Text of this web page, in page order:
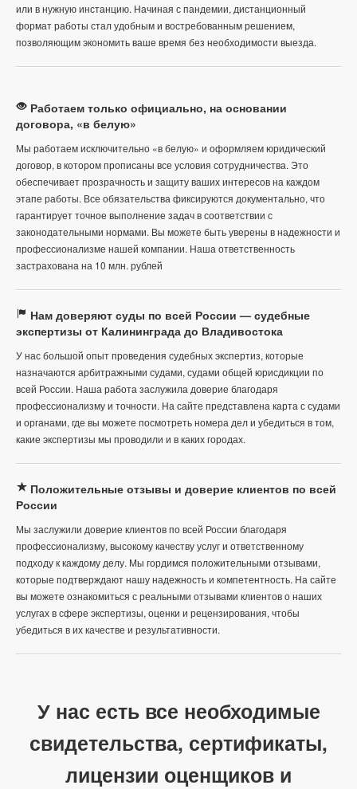
или в нужную инстанцию. Начиная с пандемии, дистанционный
формат работы стал удобным и востребованным решением,
позволяющим экономить ваше время без необходимости выезда.
Работаем только официально, на основании
договора, «в белую»
Мы работаем исключительно «в белую» и оформляем юридический
договор, в котором прописаны все условия сотрудничества. Это
обеспечивает прозрачность и защиту ваших интересов на каждом
этапе работы. Все обязательства фиксируются документально, что
гарантирует точное выполнение задач в соответствии с
законодательными нормами. Вы можете быть уверены в надежности и
профессионализме нашей компании. Наша ответственность
застрахована на 10 млн. рублей
Нам доверяют суды по всей России — судебные
экспертизы от Калининграда до Владивостока
У нас большой опыт проведения судебных экспертиз, которые
назначаются арбитражными судами, судами общей юрисдикции по
всей России. Наша работа заслужила доверие благодаря
профессионализму и точности. На сайте представлена карта с судами
и органами, где вы можете посмотреть номера дел и убедиться в том,
какие экспертизы мы проводили и в каких городах.
Положительные отзывы и доверие клиентов по всей
России
Мы заслужили доверие клиентов по всей России благодаря
профессионализму, высокому качеству услуг и ответственному
подходу к каждому делу. Мы гордимся положительными отзывами,
которые подтверждают нашу надежность и компетентность. На сайте
вы можете ознакомиться с реальными отзывами клиентов о наших
услугах в сфере экспертизы, оценки и рецензирования, чтобы
убедиться в их качестве и результативности.
У нас есть все необходимые
свидетельства, сертификаты,
лицензии оценщиков и